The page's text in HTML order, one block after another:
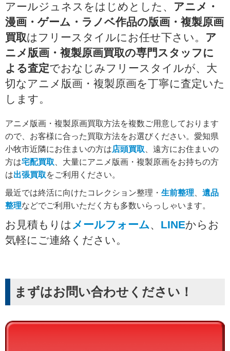
アールジュネスをはじめとした、 アニメ・
漫画・ゲーム・ラノベ作品の版画・複製原画
買取はフリースタイルにお任せ下さい。 ア
ニメ版画・複製原画買取の専門スタッフに
よる査定でおなじみフリースタイルが、大
切なアニメ版画・複製原画を丁寧に査定いた
します。
アニメ版画・複製原画買取方法を複数ご用意しております
ので、お客様に合った買取方法をお選びください。愛知県
小牧市近隣にお住まいの方は店頭買取 、遠方にお住まいの
方は宅配買取 、大量にアニメ版画・複製原画をお持ちの方
は出張買取をご利用ください。
最近では終活に向けたコレクション整理・ 生前整理
遺品
整理などでご利用いただく方も多数いらっしゃいます。
お見積もりは メールフォーム、 LINEからお
気軽にご連絡ください。
まずはお問い合わせください！